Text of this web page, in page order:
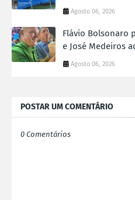
Agosto 06, 2026
Flávio Bolsonaro
e José Medeiros
Agosto 06, 2026
POSTAR UM COMENTÁRIO
0 Comentários